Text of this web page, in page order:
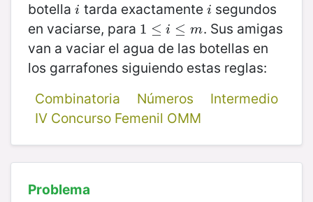
botella i
i tarda exactamente i
i segundos
en vaciarse, para 1 ≤ i ≤ m
1 ≤i≤m
. Sus amigas
van a vaciar el agua de las botellas en
los garrafones siguiendo estas reglas:
Combinatoria
Números
Intermedio
IV Concurso Femenil OMM
Problema